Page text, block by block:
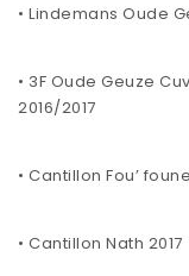
• Lindemans Oude
• 3F Oude Geuze
2016/2017
• Cantillon Fou’
• Cantillon Nath 2017